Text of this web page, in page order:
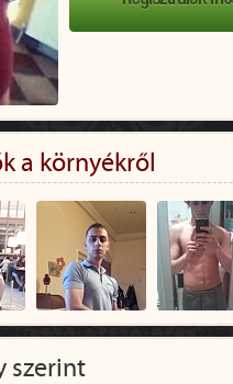
a környékről
szerint